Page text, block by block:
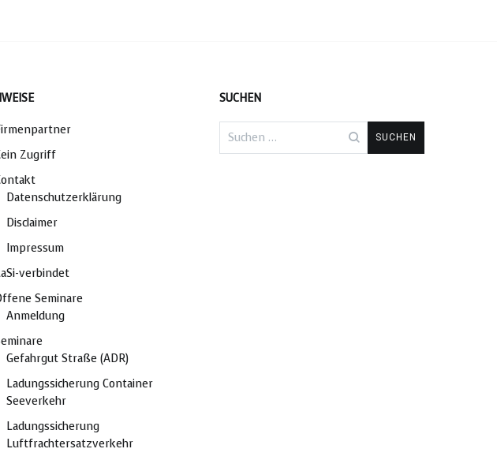
Zugriff
Datenschutzerklärung
Disclaimer
Impressum
verbindet
Seminare
Anmeldung
Gefahrgut Straße (ADR)
Ladungssicherung Container
Seeverkehr
Ladungssicherung
Luftfrachtersatzverkehr
SUCHEN
Suchen
nach: